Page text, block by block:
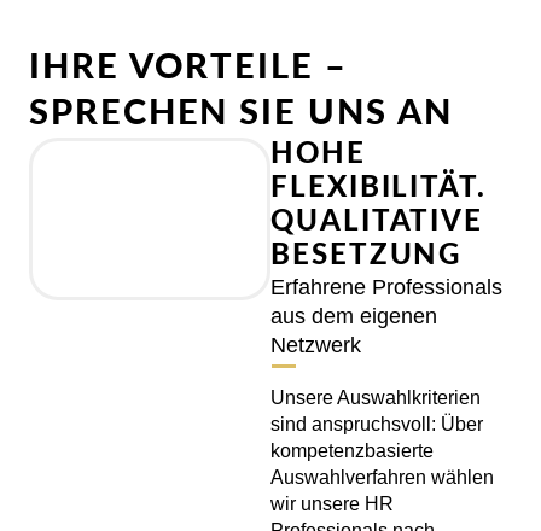
IHRE VORTEILE –
SPRECHEN SIE UNS AN
HOHE
FLEXIBILITÄT.
QUALITATIVE
BESETZUNG
Erfahrene Professionals
aus dem eigenen
Netzwerk
Unsere Auswahlkriterien
sind anspruchsvoll: Über
kompetenzbasierte
Auswahlverfahren wählen
wir unsere HR